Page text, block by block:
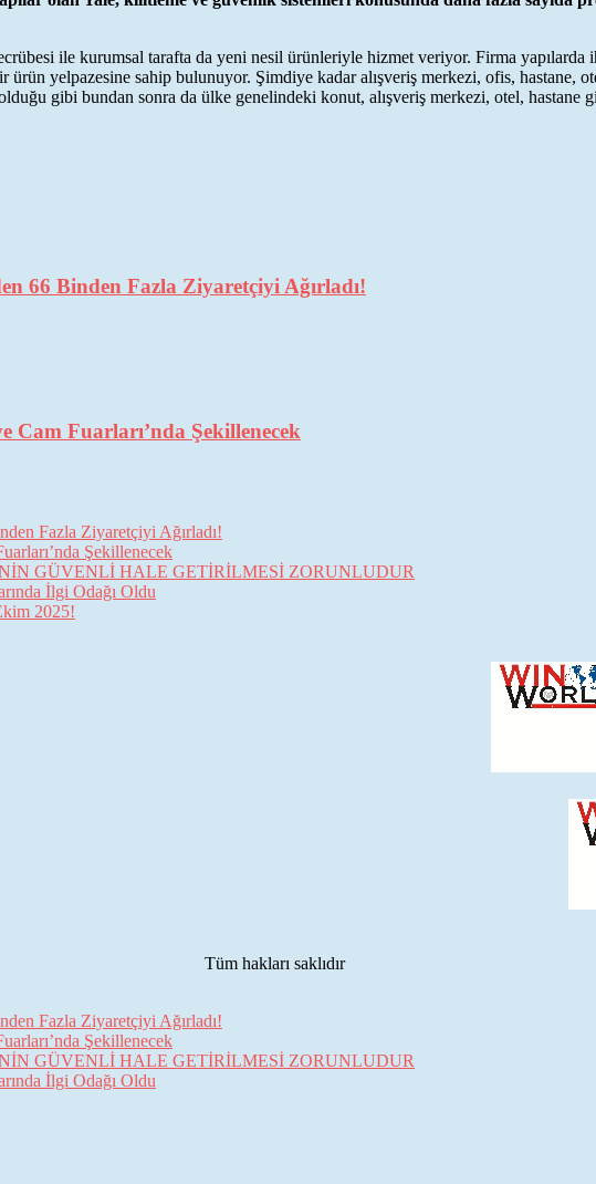
ile kurumsal tarafta da yeni nesil ürünleriyle hizmet veriyor. Firma
ürün yelpazesine sahip bulunuyor. Şimdiye kadar alışveriş merkezi, ofis, hastane,
gibi bundan sonra da ülke genelindeki konut, alışveriş merkezi, otel, hastane
66 Binden Fazla Ziyaretçiyi Ağırladı!
Cam Fuarları’nda Şekillenecek
Fazla Ziyaretçiyi Ağırladı!
Şekillenecek
GÜVENLİ HALE GETİRİLMESİ ZORUNLUDUR
İlgi Odağı Oldu
2025!
Tüm hakları saklıdır
Fazla Ziyaretçiyi Ağırladı!
Şekillenecek
GÜVENLİ HALE GETİRİLMESİ ZORUNLUDUR
İlgi Odağı Oldu